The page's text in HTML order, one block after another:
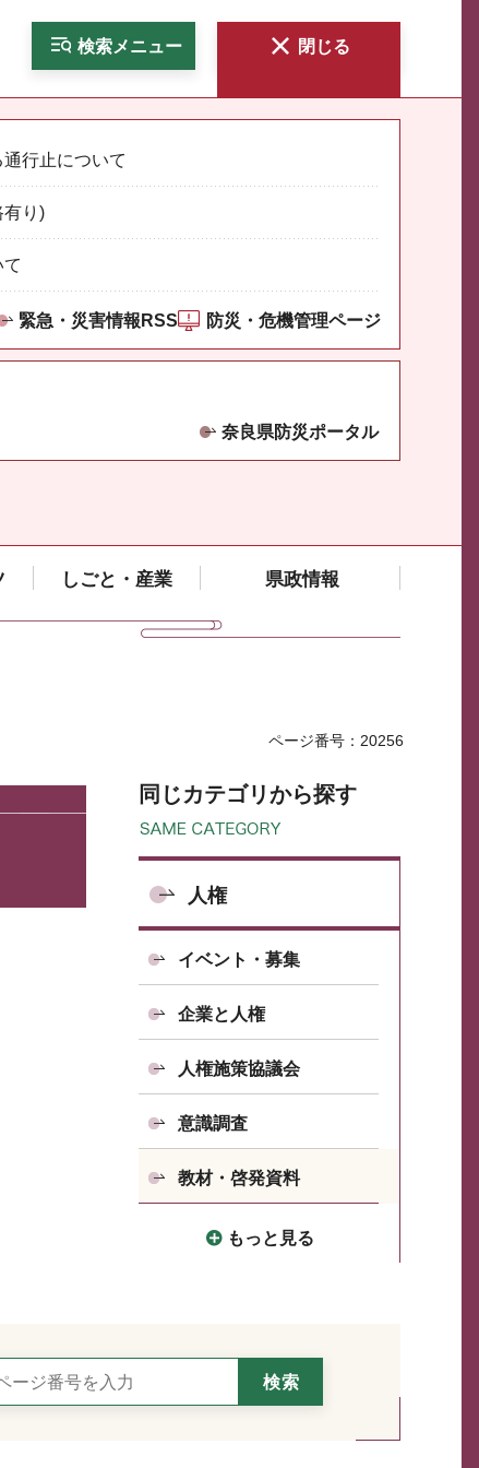
検索メニュー 閉じる
行止について
有り)
緊急・災害情報RSS 防災・危機管理ページ
奈良県防災ポータル
しごと・産業 県政情報
ページ番号：20256
同じカテゴリから探す
人権
イベント・募集
企業と人権
人権施策協議会
意識調査
教材・啓発資料
もっと見る